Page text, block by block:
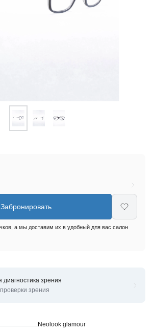
Neolook glamour N-2103
Neolook glamour
Забронировать
а мы доставим их в удобный для вас салон
зрения
зрения